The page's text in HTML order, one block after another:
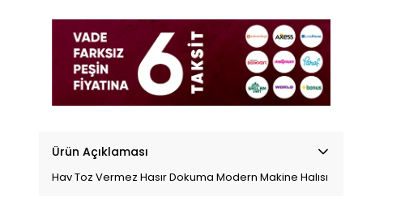
Ürün Açıklaması
Hav Toz Vermez Hasır Dokuma Modern Makine Halısı